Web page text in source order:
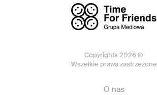
Copyrights 2026 ©
Wszelkie prawa zastrzeżone
O nas